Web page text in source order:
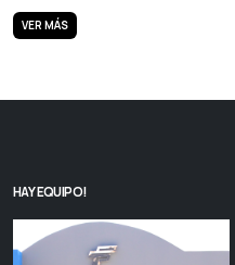
VER MÁS
HAY EQUIPO!